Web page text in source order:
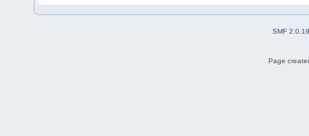
SMF 2.0.19
Page